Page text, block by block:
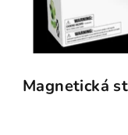
Magnetická